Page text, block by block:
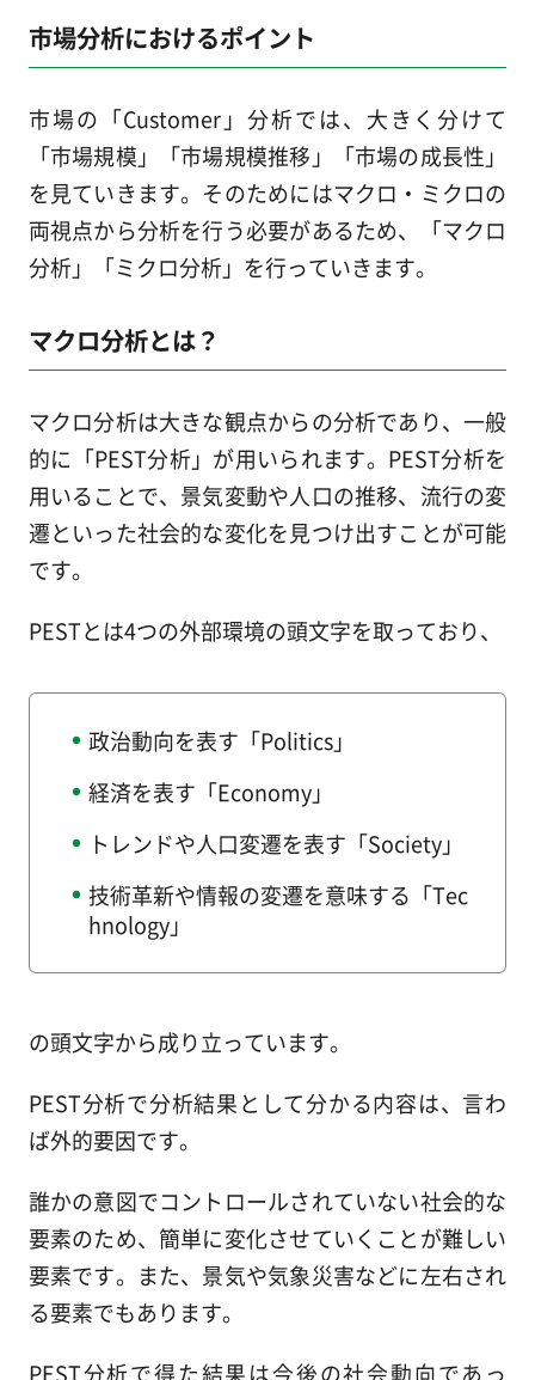
市場分析におけるポイント
市場の「Customer」分析では、大きく分けて
「市場規模」「市場規模推移」「市場の成長性」
を見ていきます。そのためにはマクロ・ミクロの
両視点から分析を行う必要があるため、「マクロ
分析」「ミクロ分析」を行っていきます。
マクロ分析とは？
マクロ分析は大きな観点からの分析であり、一般
的に「PEST分析」が用いられます。PEST分析を
用いることで、景気変動や人口の推移、流行の変
遷といった社会的な変化を見つけ出すことが可能
です。
PESTとは4つの外部環境の頭文字を取っており、
政治動向を表す「Politics」
経済を表す「Economy」
トレンドや人口変遷を表す「Society」
技術革新や情報の変遷を意味する「Tec
hnology」
の頭文字から成り立っています。
PEST分析で分析結果として分かる内容は、言わ
ば外的要因です。
誰かの意図でコントロールされていない社会的な
要素のため、簡単に変化させていくことが難しい
要素です。また、景気や気象災害などに左右され
る要素でもあります。
PEST分析で得た結果は今後の社会動向であっ